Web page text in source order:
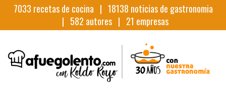
7033 recetas de cocina | 18138 noticias de gastronomia
| 582 autores | 21 empresas